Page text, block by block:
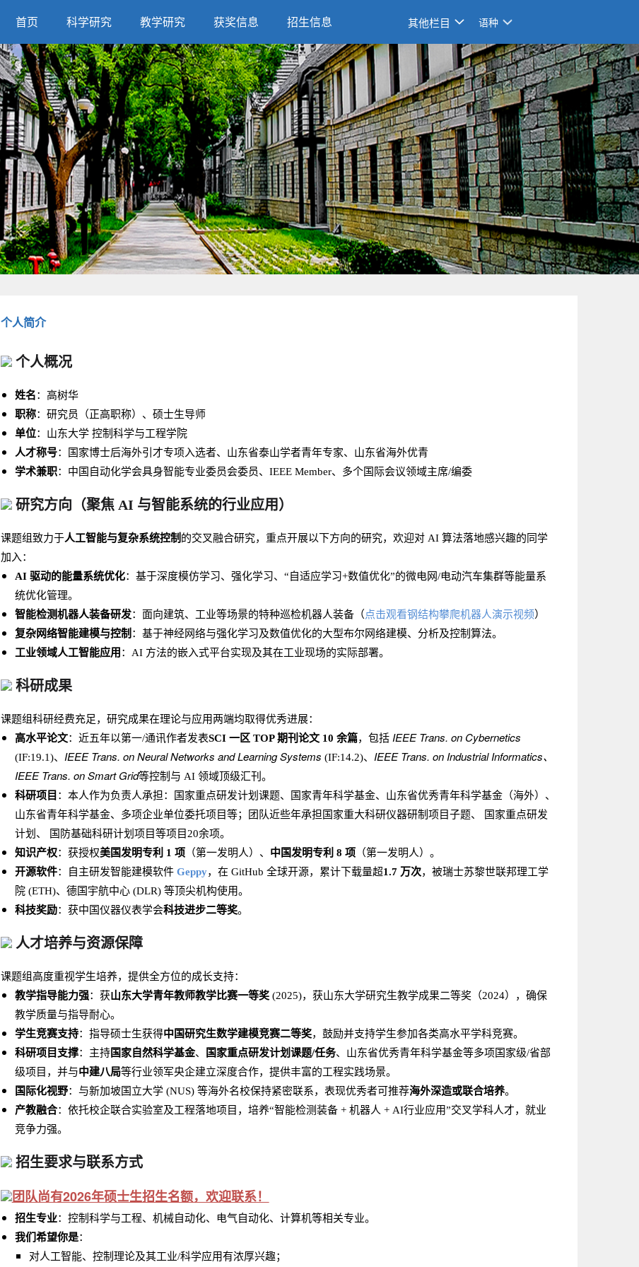
首页 科学研究 教学研究 获奖信息 招生信息 其他栏目 语种
个人简介
个人概况
姓名：高树华
职称：研究员（正高职称）、硕士生导师
单位：山东大学 控制科学与工程学院
人才称号：国家博士后海外引才专项入选者、山东省泰山学者青年专家、山东省海外优青
学术兼职：中国自动化学会具身智能专业委员会委员、IEEE Member、多个国际会议领域主席/编委
研究方向（聚焦 AI 与智能系统的行业应用）
课题组致力于人工智能与复杂系统控制 的交叉融合研究，重点开展以下方向的研究，欢迎对 AI 算法落地感兴趣的同学
加入：
AI 驱动的能量系统优化：基于深度模仿学习、强化学习、“自适应学习+数值优化”的微电网/电动汽车集群等能量系
统优化管理。
智能检测机器人装备研发：面向建筑、工业等场景的特种巡检机器人装备（ 点击观看钢结构攀爬机器人演示视频）
复杂网络智能建模与控制 ：基于神经网络与强化学习及数值优化的大型布尔网络建模、分析及控制算法。
工业领域人工智能应用 ：AI 方法的嵌入式平台实现及其在工业现场的实际部署。
科研成果
课题组科研经费充足，研究成果在理论与应用两端均取得优秀进展：
高水平论文：近五年以第一/通讯作者发表SCI 一区 TOP 期刊论文 10 余篇，包括 IEEE Trans. on Cybernetics
(IF:19.1)、 IEEE Trans. on Neural Networks and Learning Systems (IF:14.2)、 IEEE Trans. on Industrial Informatics、
IEEE Trans. on Smart Grid等控制与 AI 领域顶级汇刊。
科研项目：本人作为负责人承担：国家重点研发计划课题、国家青年科学基金、 山东省优秀青年科学基金（海外）、
山东省青年科学基金、多项企业单位委托项目等；团队近些年承担国家重大科研仪器研制项目子题、 国家重点研发
计划、 国防基础科研计划项目等项目20余项。
知识产权：获授权美国发明专利 1 项 （第一发明人）、 中国发明专利 8 项 （第一发明人）。
开源软件：自主研发智能建模软件 Geppy，在 GitHub 全球开源，累计下载量超1.7 万次，被瑞士苏黎世联邦理工学
院 (ETH)、德国宇航中心 (DLR) 等顶尖机构使用。
科技奖励：获中国仪器仪表学会科技进步二等奖。
人才培养与资源保障
课题组高度重视学生培养，提供全方位的成长支持：
教学指导能力强：获山东大学青年教师教学比赛一等奖(2025)，获山东大学研究生教学成果二等奖（2024），确保
教学质量与指导耐心。
学生竞赛支持：指导硕士生获得中国研究生数学建模竞赛二等奖，鼓励并支持学生参加各类高水平学科竞赛。
科研项目支撑：主持国家自然科学基金、 国家重点研发计划课题/任务、山东省优秀青年科学基金等多项国家级/省部
级项目，并与中建八局等行业领军央企建立深度合作，提供丰富的工程实践场景。
国际化视野：与新加坡国立大学 (NUS) 等海外名校保持紧密联系，表现优秀者可推荐海外深造或联合培养。
产教融合：依托校企联合实验室及工程落地项目，培养“智能检测装备 + 机器人 + AI行业应用”交叉学科人才，就业
竞争力强。
招生要求与联系方式
团队尚有2026年硕士生招生名额，欢迎联系！
招生专业：控制科学与工程、机械自动化、电气自动化、计算机等相关专业。
我们希望你是：
对人工智能、控制理论及其工业/科学应用有浓厚兴趣；